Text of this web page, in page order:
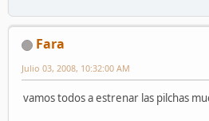
Fara
Julio 03, 2008, 10:32:00 AM
vamos todos a estrenar las pilchas